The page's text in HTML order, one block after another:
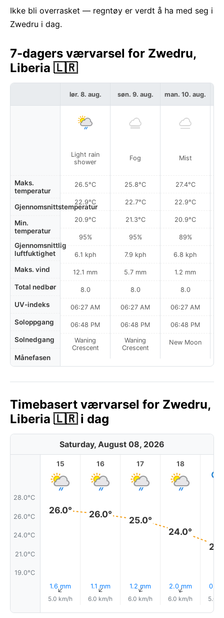
Ikke bli overrasket — regntøy er verdt å ha med seg i
Zwedru i dag.
7-dagers værvarsel for Zwedru,
Liberia 🇱🇷
Maks.
temperatur
Gjennomsnittstemperatur
Min.
temperatur
Gjennomsnittlig
luftfuktighet
Maks. vind
Total nedbør
UV-indeks
Soloppgang
Solnedgang
Månefasen
lør. 8. aug.
Light rain
shower
26.5°C
22.9°C
20.9°C
95%
6.1 kph
12.1 mm
8.0
06:27 AM
06:48 PM
Waning
Crescent
søn. 9. aug.
Fog
25.8°C
22.7°C
21.3°C
95%
7.9 kph
5.7 mm
8.0
06:27 AM
06:48 PM
Waning
Crescent
man. 10. aug.
Mist
27.4°C
22.9°C
20.9°C
89%
6.8 kph
1.2 mm
8.0
06:27 AM
06:48 PM
New Moon
Timebasert værvarsel for Zwedru,
Liberia 🇱🇷 i dag
Saturday, August 08, 2026
28.0°C
26.0°C
24.0°C
21.0°C
19.0°C
15
26.0°
1.6 mm
↑
5.0 km/h
16
26.0°
1.1 mm
↑
6.0 km/h
17
25.0°
1.2 mm
↑
6.0 km/h
18
24.0°
2.0 mm
↑
6.0 km/h
0.9
5.0